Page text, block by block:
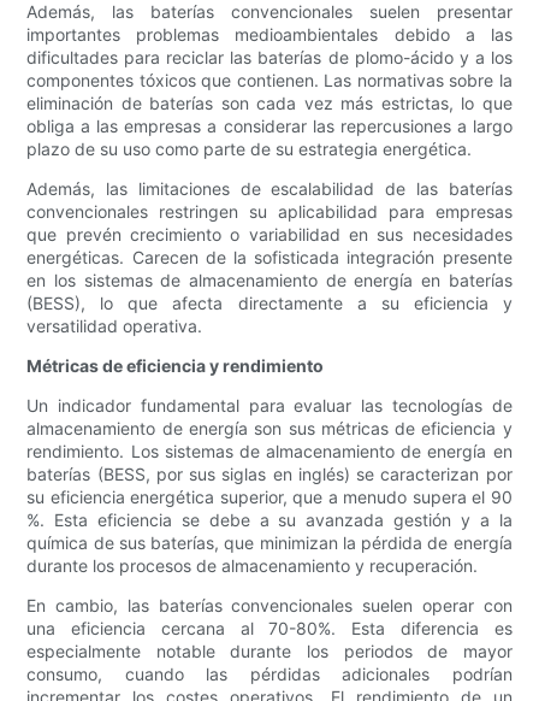
Además, las baterías convencionales suelen presentar
importantes problemas medioambientales debido a las
dificultades para reciclar las baterías de plomo-ácido y a los
componentes tóxicos que contienen. Las normativas sobre la
eliminación de baterías son cada vez más estrictas, lo que
obliga a las empresas a considerar las repercusiones a largo
plazo de su uso como parte de su estrategia energética.
Además, las limitaciones de escalabilidad de las baterías
convencionales restringen su aplicabilidad para empresas
que prevén crecimiento o variabilidad en sus necesidades
energéticas. Carecen de la sofisticada integración presente
en los sistemas de almacenamiento de energía en baterías
(BESS), lo que afecta directamente a su eficiencia y
versatilidad operativa.
Métricas de eficiencia y rendimiento
Un indicador fundamental para evaluar las tecnologías de
almacenamiento de energía son sus métricas de eficiencia y
rendimiento. Los sistemas de almacenamiento de energía en
baterías (BESS, por sus siglas en inglés) se caracterizan por
su eficiencia energética superior, que a menudo supera el 90
%. Esta eficiencia se debe a su avanzada gestión y a la
química de sus baterías, que minimizan la pérdida de energía
durante los procesos de almacenamiento y recuperación.
En cambio, las baterías convencionales suelen operar con
una eficiencia cercana al 70-80%. Esta diferencia es
especialmente notable durante los periodos de mayor
consumo, cuando las pérdidas adicionales podrían
incrementar los costes operativos. El rendimiento de un